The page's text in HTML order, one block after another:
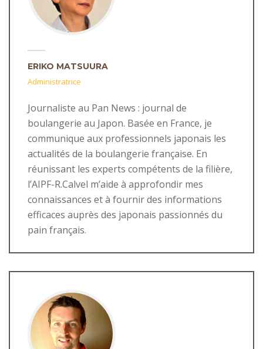
ERIKO MATSUURA
Administratrice
Journaliste au Pan News : journal de
boulangerie au Japon. Basée en France, je
communique aux professionnels japonais les
actualités de la boulangerie française. En
réunissant les experts compétents de la filière,
l’AIPF-R.Calvel m’aide à approfondir mes
connaissances et à fournir des informations
efficaces auprès des japonais passionnés du
pain français.